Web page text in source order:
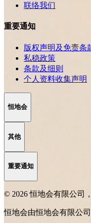
联络我们
重要通知
版权声明及免责条
私稳政策
条款及细则
个人资料收集声明
恒地会
其他
重要通知
© 2026 恒地会有限公司
恒地会由恒地会有限公